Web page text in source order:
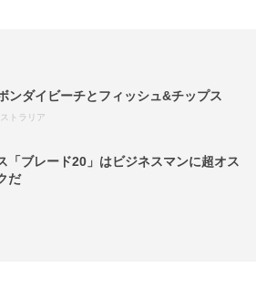
ンダイビーチとフィッシュ&チップス
トラリア
「ブレード20」はビジネスマンに超オス
だ